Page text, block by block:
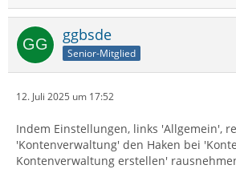
ggbsde
Senior-Mitglied
12. Juli 2025 um 17:52
Indem Einstellungen, links 'Allgemein',
'Kontenverwaltung' den Haken bei
Kontenverwaltung erstellen'